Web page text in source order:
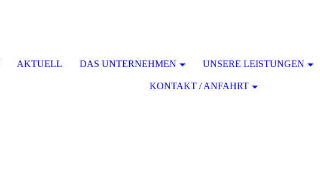
AKTUELL DAS UNTERNEHMEN UNSERE LEISTUNGEN
KONTAKT / ANFAHRT